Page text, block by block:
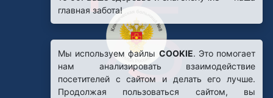
Мы используем файлы COOKIE. Это помогает
нам анализировать взаимодействие
посетителей с сайтом и делать его лучше.
Продолжая пользоваться сайтом, вы